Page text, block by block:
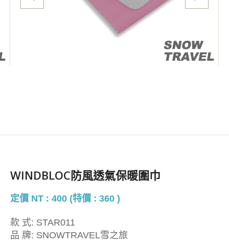
WINDBLOC防風透氣保暖圍巾
定價 NT : 400 (特價 : 360 )
款 式: STAR011
品 牌: SNOWTRAVEL雪之旅